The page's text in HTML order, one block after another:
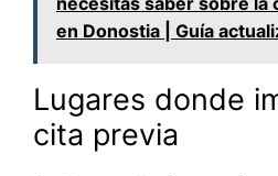
en Donostia | Guía
Lugares donde
cita previa